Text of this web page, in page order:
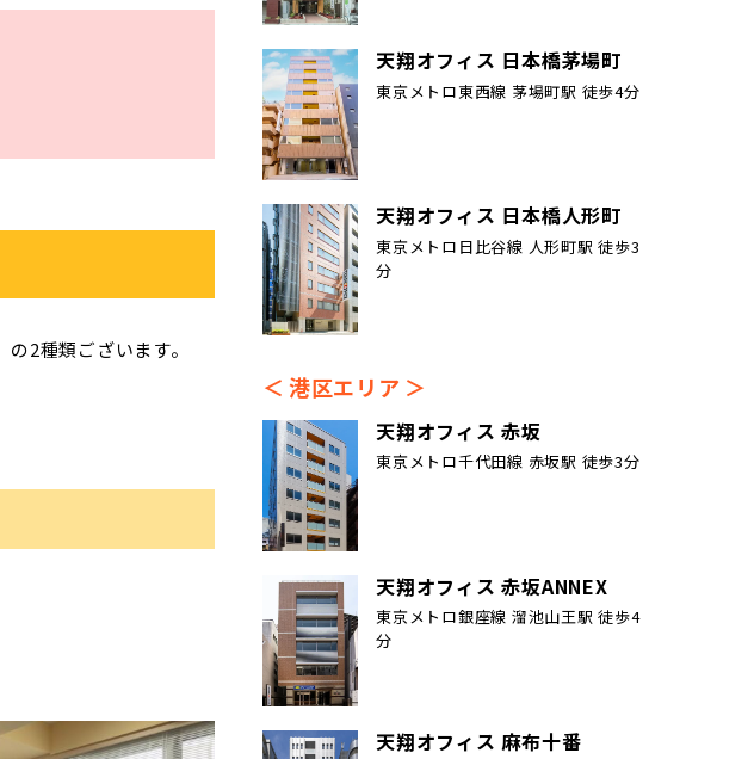
の2種類ございます。
天翔オフィス 日本橋茅場町
東京メトロ東西線 茅場町駅 徒歩4分
天翔オフィス 日本橋人形町
東京メトロ日比谷線 人形町駅 徒歩3
分
港区エリア
天翔オフィス 赤坂
東京メトロ千代田線 赤坂駅 徒歩3分
天翔オフィス 赤坂ANNEX
東京メトロ銀座線 溜池山王駅 徒歩4
分
天翔オフィス 麻布十番